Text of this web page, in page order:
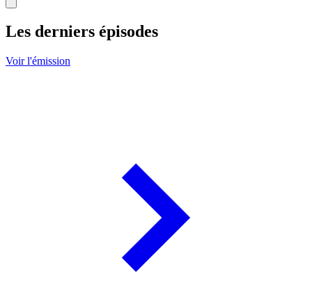
Les derniers épisodes
Voir l'émission